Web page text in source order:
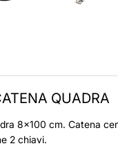
QUADRA
8x100 cm. Catena
2 chiavi.